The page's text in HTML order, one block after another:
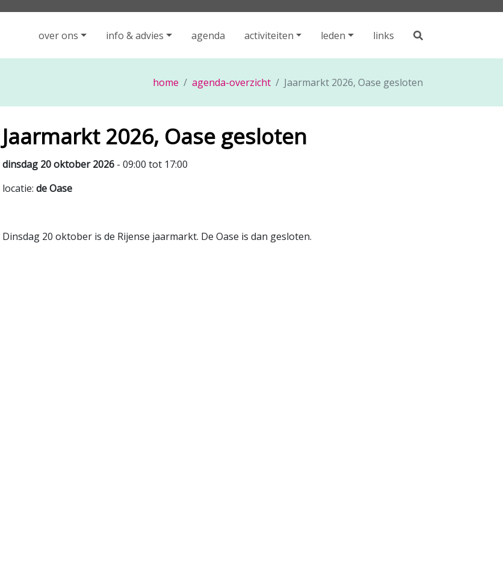
over ons info & advies agenda activiteiten leden links
home agenda-overzicht Jaarmarkt 2026, Oase gesloten
Jaarmarkt 2026, Oase gesloten
dinsdag 20 oktober 2026 - 09:00 tot 17:00
locatie: de Oase
Dinsdag 20 oktober is de Rijense jaarmarkt. De Oase is dan gesloten.